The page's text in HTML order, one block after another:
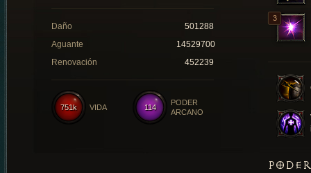
Daño
501288
Aguante
14529700
Renovación
452239
114
PODER
ARCANO
751k VIDA